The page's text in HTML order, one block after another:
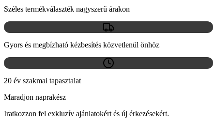
Széles termékválaszték nagyszerű árakon
Gyors és megbízható kézbesítés közvetlenül önhöz
20 év szakmai tapasztalat
Maradjon naprakész
Iratkozzon fel exkluzív ajánlatokért és új érkezésekért.